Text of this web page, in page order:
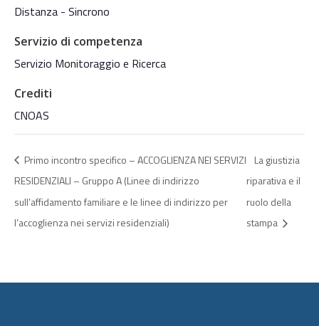
Distanza - Sincrono
Servizio di competenza
Servizio Monitoraggio e Ricerca
Crediti
CNOAS
Primo incontro specifico – ACCOGLIENZA NEI SERVIZI
RESIDENZIALI – Gruppo A (Linee di indirizzo
sull’affidamento familiare e le linee di indirizzo per
l’accoglienza nei servizi residenziali)
La giustizia
riparativa e il
ruolo della
stampa